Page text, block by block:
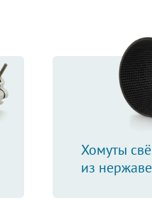
Хомуты
из